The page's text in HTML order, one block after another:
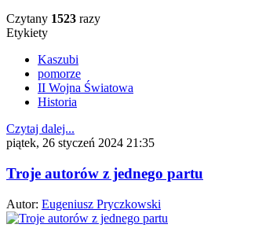
Czytany 1523 razy
Etykiety
Kaszubi
pomorze
II Wojna Światowa
Historia
Czytaj dalej...
piątek, 26 styczeń 2024 21:35
Troje autorów z jednego partu
Autor: Eugeniusz Pryczkowski